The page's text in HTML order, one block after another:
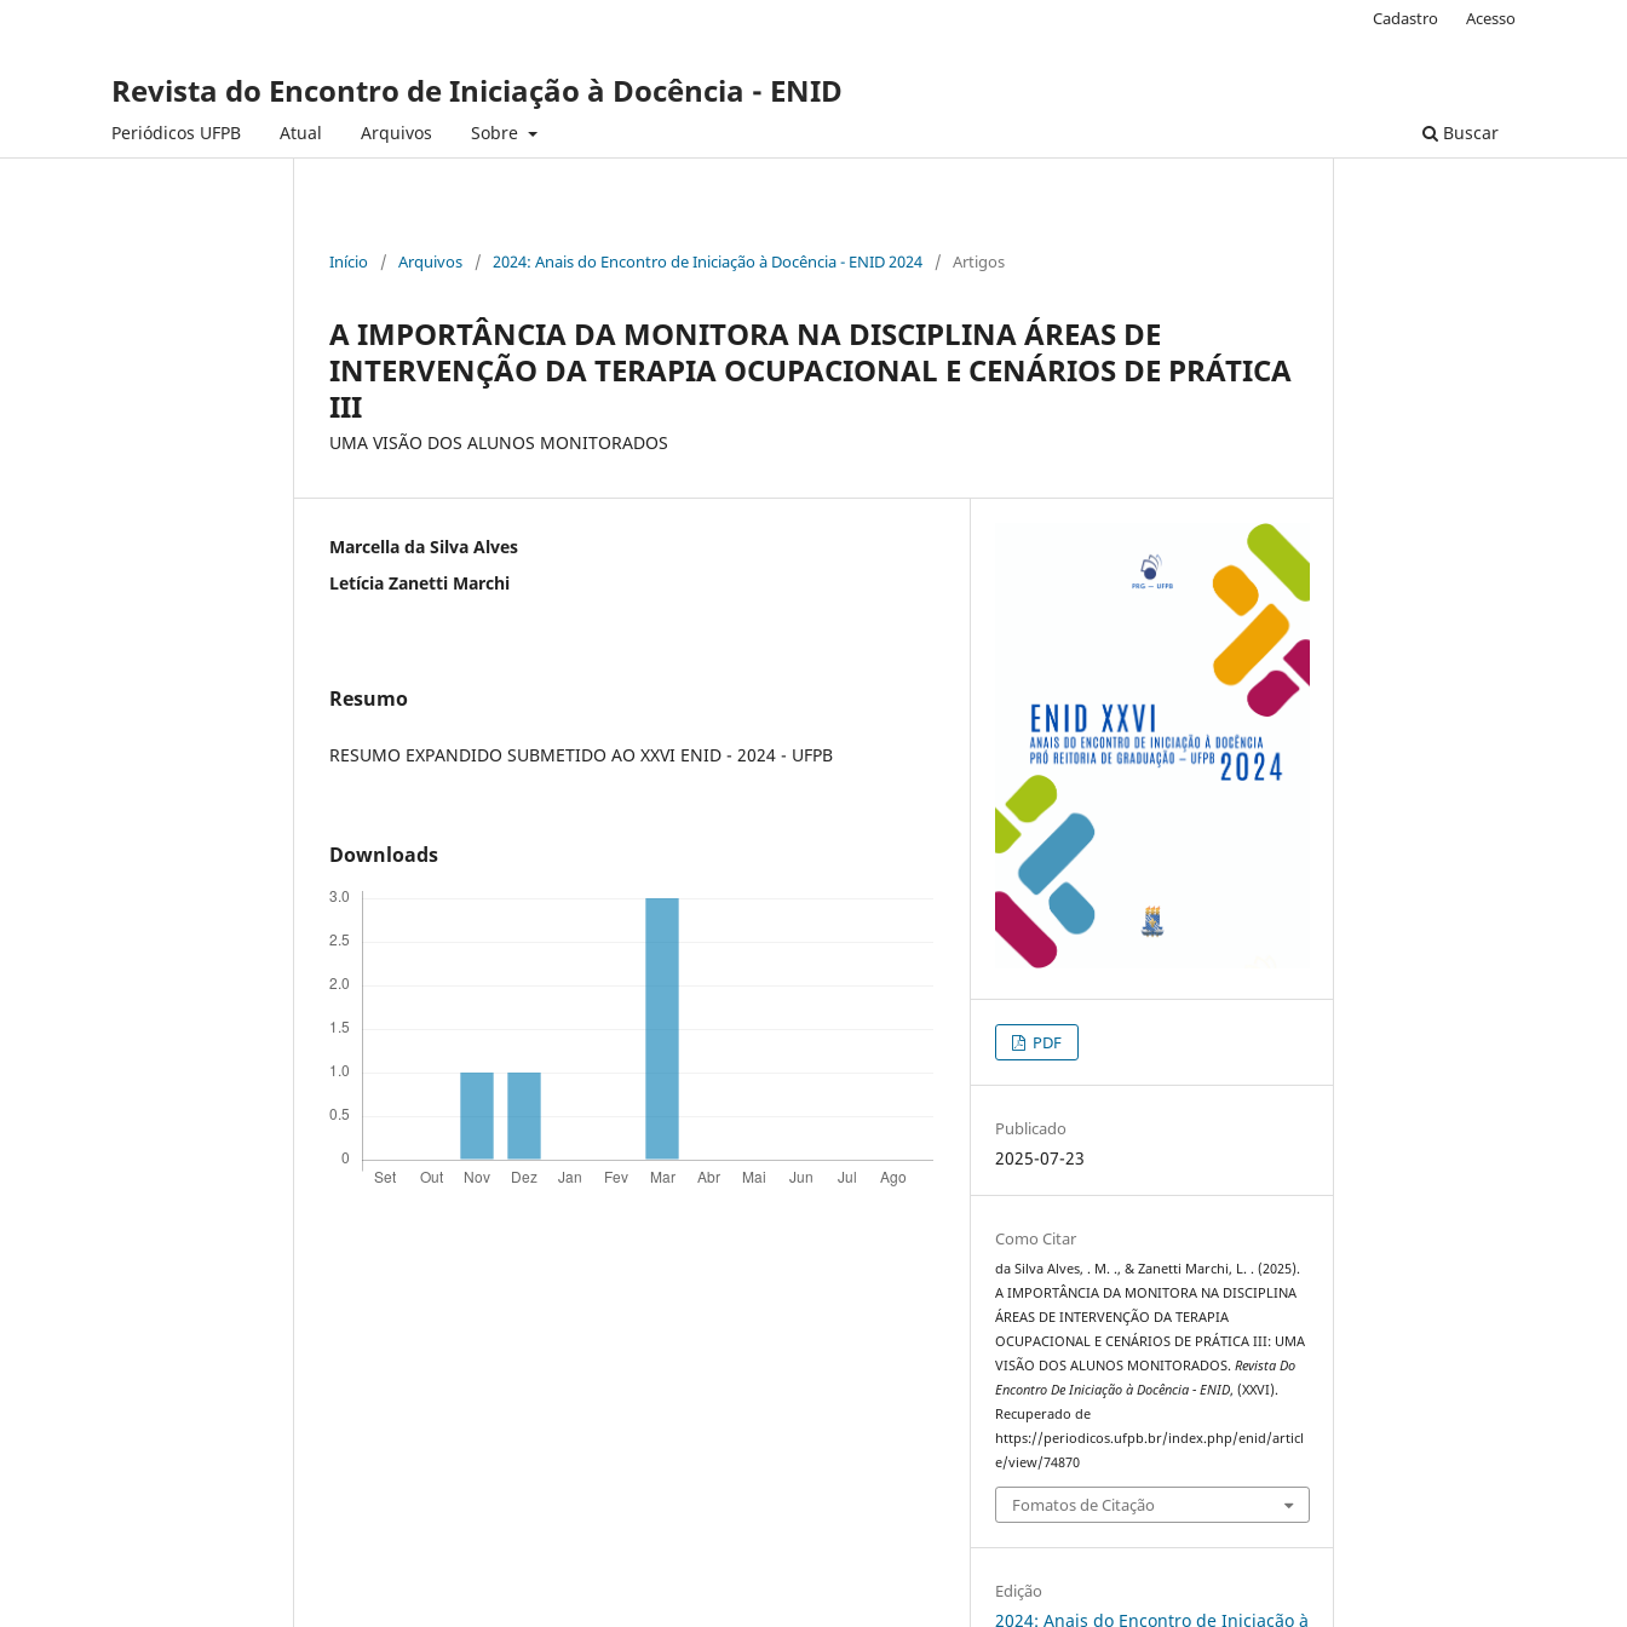
Revista do Encontro de Iniciação à Docência - ENID
Periódicos UFPB Atual Arquivos Sobre Buscar
Cadastro Acesso
Início / Arquivos / 2024: Anais do Encontro de Iniciação à Docência - ENID 2024 / Artigos
A IMPORTÂNCIA DA MONITORA NA DISCIPLINA ÁREAS DE
INTERVENÇÃO DA TERAPIA OCUPACIONAL E CENÁRIOS DE PRÁTICA
III
UMA VISÃO DOS ALUNOS MONITORADOS
Marcella da Silva Alves
Letícia Zanetti Marchi
Resumo
RESUMO EXPANDIDO SUBMETIDO AO XXVI ENID - 2024 - UFPB
Downloads
PDF
Publicado
2025-07-23
Como Citar
da Silva Alves, . M. ., & Zanetti Marchi, L. . (2025).
A IMPORTÂNCIA DA MONITORA NA DISCIPLINA
ÁREAS DE INTERVENÇÃO DA TERAPIA
OCUPACIONAL E CENÁRIOS DE PRÁTICA III: UMA
VISÃO DOS ALUNOS MONITORADOS.Revista Do
Encontro De Iniciação à Docência - ENID, (XXVI).
Recuperado de
https://periodicos.ufpb.br/index.php/enid/articl
e/view/74870
Fomatos de Citação
Edição
2024: Anais do Encontro de Iniciação à